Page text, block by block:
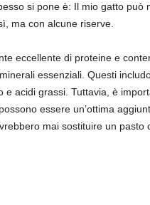
si pone è: Il mio gatto può
ma con alcune riserve.
eccellente di proteine e
essenziali. Questi
e acidi grassi. Tuttavia, è
essere un’ottima
mai sostituire un pasto